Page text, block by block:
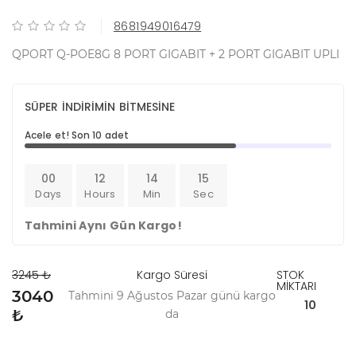
8681949016479
QPORT Q-POE8G 8 PORT GIGABIT + 2 PORT GIGABIT UPLI
SÜPER İNDİRİMİN BİTMESİNE
Acele et! Son 10 adet
00
Days
12
Hours
14
Min
15
Sec
Tahmini Aynı Gün Kargo!
3245 ₺
3040
₺
Kargo Süresi
Tahmini 9 Ağustos Pazar günü kargo
da
STOK
MİKTARI
10